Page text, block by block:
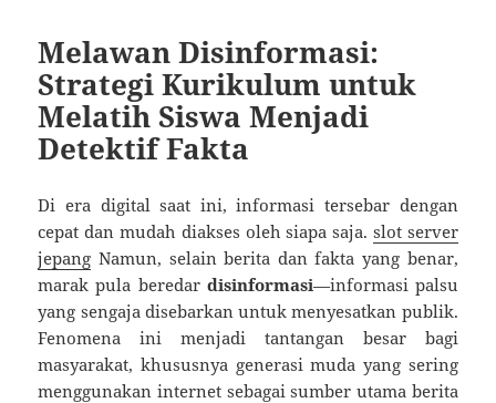
Melawan Disinformasi:
Strategi Kurikulum untuk
Melatih Siswa Menjadi
Detektif Fakta
Di era digital saat ini, informasi tersebar dengan
cepat dan mudah diakses oleh siapa saja. slot server
jepang Namun, selain berita dan fakta yang benar,
marak pula beredar disinformasi—informasi palsu
yang sengaja disebarkan untuk menyesatkan publik.
Fenomena ini menjadi tantangan besar bagi
masyarakat, khususnya generasi muda yang sering
menggunakan internet sebagai sumber utama berita